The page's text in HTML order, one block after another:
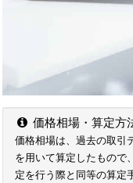
価格相場・算定方
価格相場は、過去の取引
を用いて算定したもので
定を行う際と同等の算定